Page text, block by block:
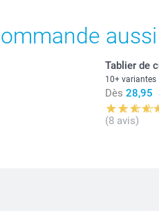
aussi
Tablier de
10+ variantes
Dès 28,95
(8 avis)